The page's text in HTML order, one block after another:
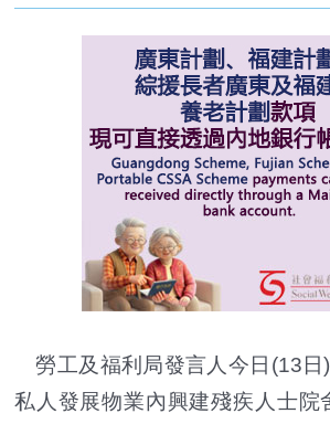
勞工及福利局發言人今日(13日
私人發展物業內興建殘疾人士院